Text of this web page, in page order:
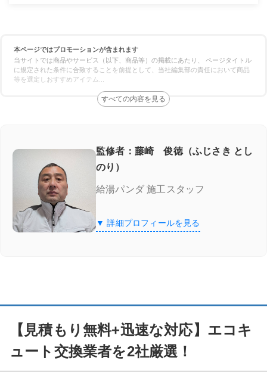
保証の比較
エコキュート専門業者の選び方！ここをチェック
良心価格＆追加費用なし
認定資格の有無
【見積もり無料+迅速な対応】エコキュート交換業者を2社厳選！
チカラもち
本ページではプロモーションが含まれます
当サイトでは商品やサービス（以下、商品等）の掲載にあたり、 ページタイトル
に規定された条件に合致することを前提として、当社編集部の責任において商品
等を選定しおすすめアイテム
監修者：藤崎 俊徳（ふじさき とし
のり）
給湯パンダ 施工スタッフ
▼ 詳細プロフィールを見る
【見積もり無料+迅速な対応】エコキ
ュート交換業者を2社厳選！